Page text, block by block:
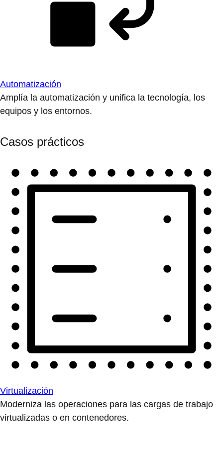
Automatización
Amplía la automatización y unifica la tecnología, los
equipos y los entornos.
Casos prácticos
Virtualización
Moderniza las operaciones para las cargas de trabajo
virtualizadas o en contenedores.